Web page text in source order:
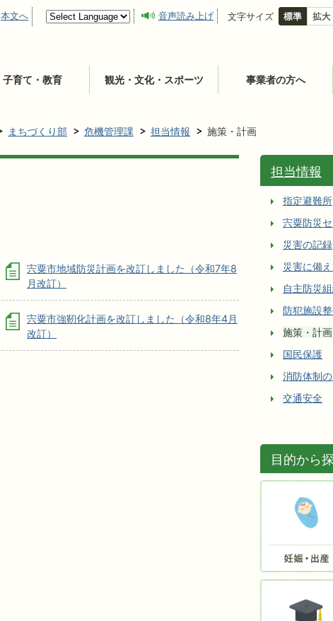
本文へ 音声読み上げ 文字サイズ
子育て・教育 観光・文化・スポーツ 事業者の方へ
まちづくり部 危機管理課 担当情報 施策・計画
宍粟市地域防災計画を改訂しました（令和7年8
月改訂）
宍粟市強靭化計画を改訂しました（令和8年4月
改訂）
担当情報
指定避難所
宍粟防災
災害の記録
災害に備
自主防災
防犯施設
施策・計画
国民保護
消防体制
交通安全
目的から